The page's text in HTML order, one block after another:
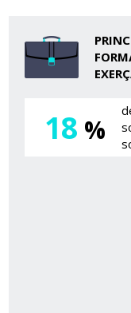
18 %